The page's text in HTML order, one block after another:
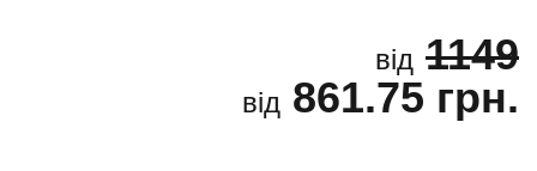
від 1149
від 861.75 грн.